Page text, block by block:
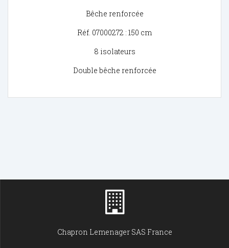
Bêche renforcée
Réf. 07000272 : 150 cm
8 isolateurs
Double bêche renforcée
Chapron Lemenager SAS France